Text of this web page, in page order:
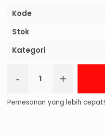
Kode
Stok
Kategori
- +
Pemesanan yang lebih cepat!